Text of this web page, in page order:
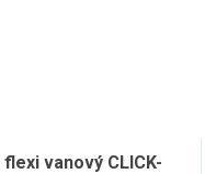
vanový CLICK-